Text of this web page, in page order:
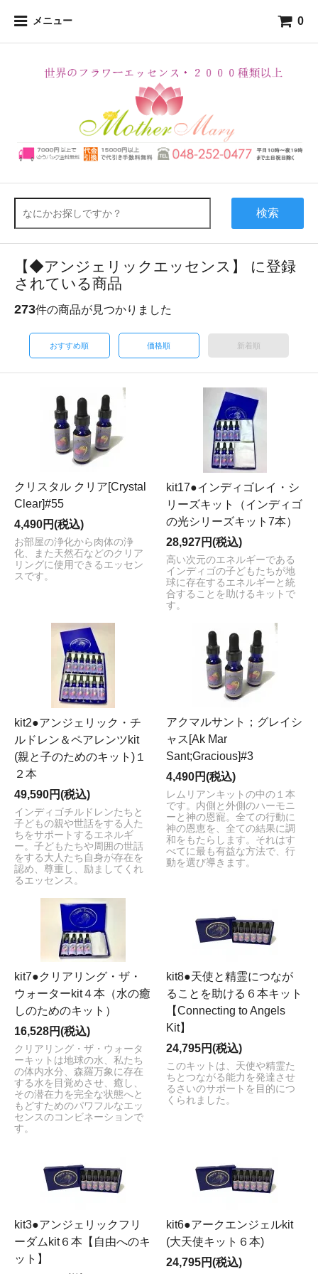
メニュー 0
検索
【◆アンジェリックエッセンス】 に登録
されている商品
273件の商品が見つかりました
おすすめ順 価格順 新着順
クリスタル クリア[Crystal
Clear]#55
4,490円(税込)
お部屋の浄化から肉体の浄
化、また天然石などのクリア
リングに使用できるエッセン
スです。
kit17●インディゴレイ・シ
リーズキット（インディゴ
の光シリーズキット7本）
28,927円(税込)
高い次元のエネルギーである
インディゴの子どもたちが地
球に存在するエネルギーと統
合することを助けるキットで
す。
kit2●アンジェリック・チ
ルドレン＆ペアレンツkit
(親と子のためのキット)１
２本
49,590円(税込)
インディゴチルドレンたちと
子どもの親や世話をする人た
ちをサポートするエネルギ
ー。子どもたちや周囲の世話
をする大人たち自身が存在を
認め、尊重し、励ましてくれ
るエッセンス。
アクマルサント；グレイシ
ャス[Ak Mar
Sant;Gracious]#3
4,490円(税込)
レムリアンキットの中の１本
です。内側と外側のハーモニ
ーと神の恩寵。全ての行動に
神の恩恵を、全ての結果に調
和をもたらします。それはす
べてに最も有益な方法で、行
動を選び導きます。
kit7●クリアリング・ザ・
ウォーターkit４本（水の癒
しのためのキット）
16,528円(税込)
クリアリング・ザ・ウォータ
ーキットは地球の水、私たち
の体内水分、森羅万象に存在
する水を目覚めさせ、癒し、
その潜在力を完全な状態へと
もどすためのパワフルなエッ
センスのコンビネーションで
す。
kit8●天使と精霊につなが
ることを助ける６本キット
【Connecting to Angels
Kit】
24,795円(税込)
このキットは、天使や精霊た
ちとつながる能力を発達させ
るさいのサポートを目的につ
くられました。
kit3●アンジェリックフリ
ーダムkit６本【自由へのキ
ット】
kit6●アークエンジェルkit
(大天使キット６本)
24,795円(税込)